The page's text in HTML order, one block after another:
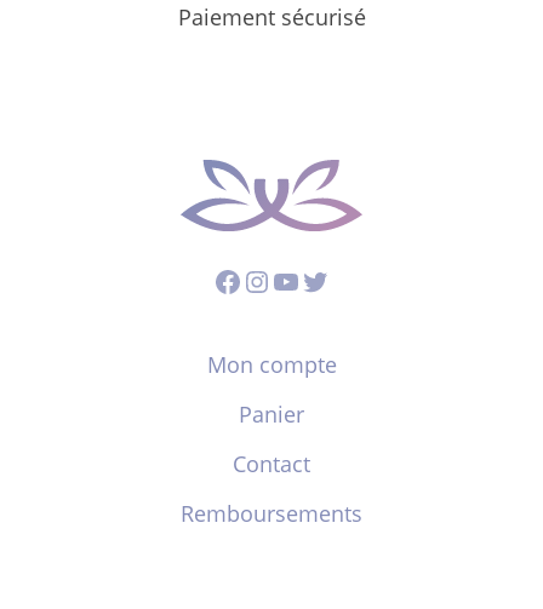
Paiement sécurisé
Facebook
Instagram
YouTube
Twitter
Mon compte
Panier
Contact
Remboursements